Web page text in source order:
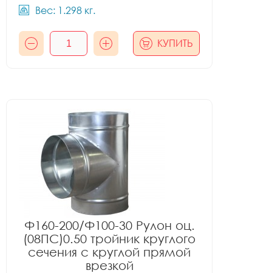
Вес: 1.298 кг.
КУПИТЬ
Ф160-200/Ф100-30 Рулон оц.
(08ПС)0.50 тройник круглого
сечения с круглой прямой
врезкой